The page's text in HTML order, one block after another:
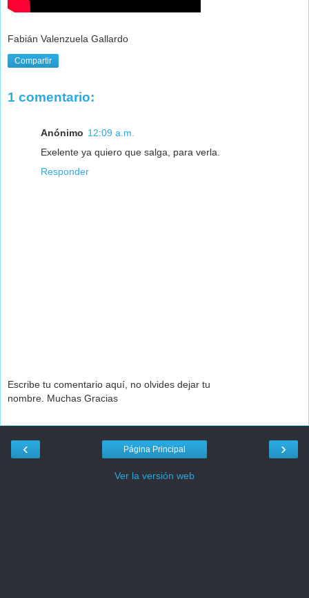
Fabián Valenzuela Gallardo
Compartir
1 comentario:
Anónimo 12:09 a.m.
Exelente ya quiero que salga, para verla.
Responder
Escribe tu comentario aquí, no olvides dejar tu
nombre. Muchas Gracias
‹ ›
Página Principal
Ver la versión web